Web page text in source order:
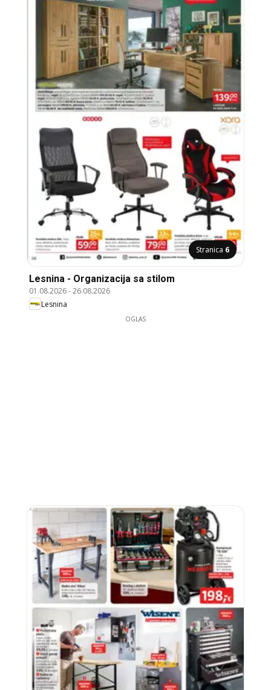
Stranica 6
Lesnina - Organizacija sa stilom
01.08.2026-26.08.2026
Lesnina
OGLAS